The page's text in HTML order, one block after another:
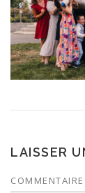
LAISSER
COMMENTAIRE